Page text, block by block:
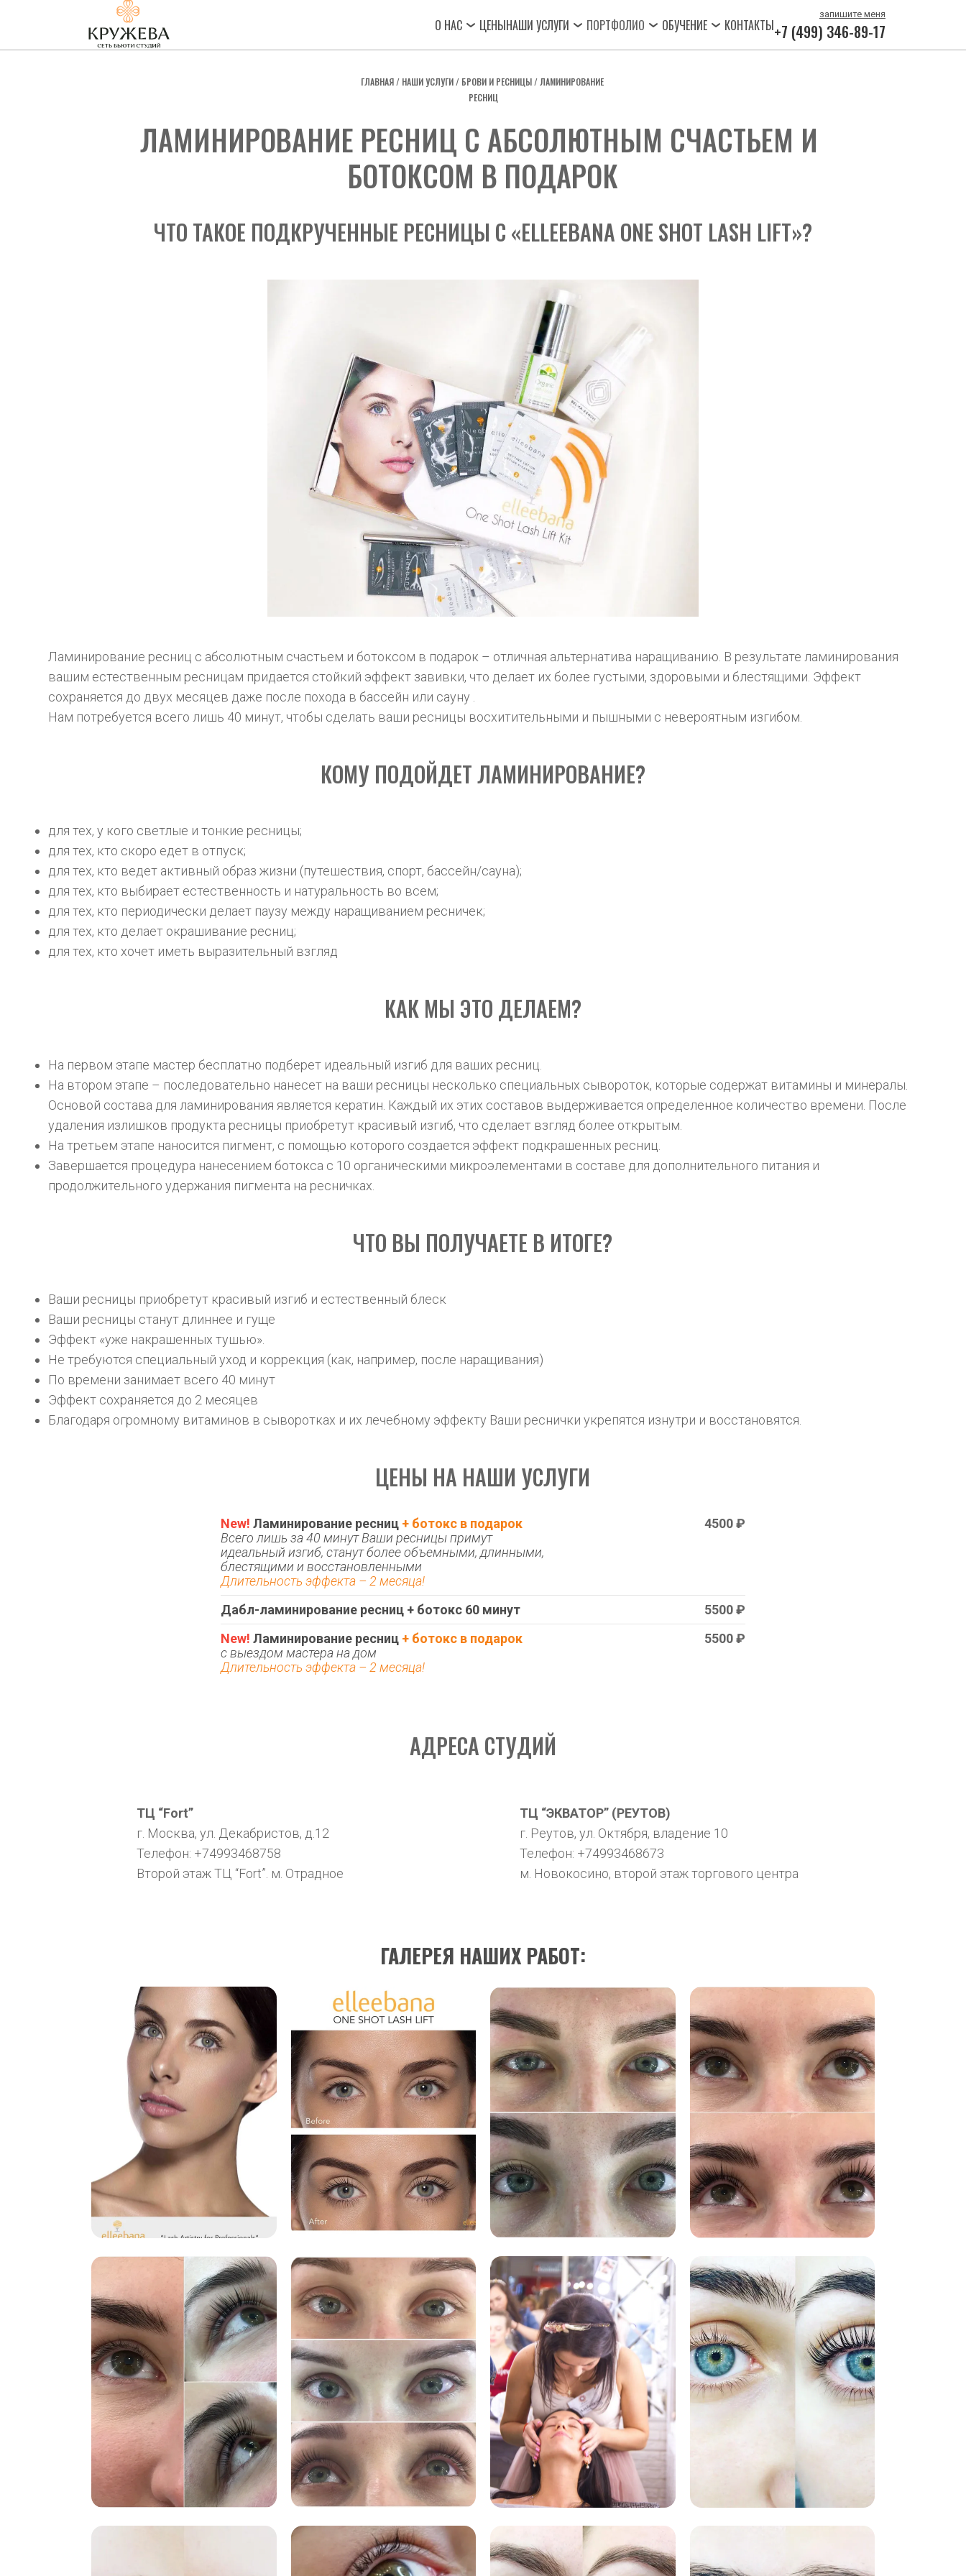
О НАС ЦЕНЫНАШИ УСЛУГИ ПОРТФОЛИО ОБУЧЕНИЕ КОНТАКТЫ
запишите меня
+7 (499) 346-89-17
ГЛАВНАЯ / НАШИ УСЛУГИ / БРОВИ И РЕСНИЦЫ / ЛАМИНИРОВАНИЕ
РЕСНИЦ
ЛАМИНИРОВАНИЕ РЕСНИЦ С АБСОЛЮТНЫМ СЧАСТЬЕМ И
БОТОКСОМ В ПОДАРОК
ЧТО ТАКОЕ ПОДКРУЧЕННЫЕ РЕСНИЦЫ С «ELLEEBANA ONE SHOT LASH LIFT»?
Ламинирование ресниц с абсолютным счастьем и ботоксом в подарок – отличная альтернатива наращиванию. В результате ламинирования
вашим естественным ресницам придается стойкий эффект завивки, что делает их более густыми, здоровыми и блестящими. Эффект
сохраняется до двух месяцев даже после похода в бассейн или сауну .
Нам потребуется всего лишь 40 минут, чтобы сделать ваши ресницы восхитительными и пышными с невероятным изгибом.
КОМУ ПОДОЙДЕТ ЛАМИНИРОВАНИЕ?
для тех, у кого светлые и тонкие ресницы;
для тех, кто скоро едет в отпуск;
для тех, кто ведет активный образ жизни (путешествия, спорт, бассейн/сауна);
для тех, кто выбирает естественность и натуральность во всем;
для тех, кто периодически делает паузу между наращиванием ресничек;
для тех, кто делает окрашивание ресниц;
для тех, кто хочет иметь выразительный взгляд
КАК МЫ ЭТО ДЕЛАЕМ?
На первом этапе мастер бесплатно подберет идеальный изгиб для ваших ресниц.
На втором этапе – последовательно нанесет на ваши ресницы несколько специальных сывороток, которые содержат витамины и минералы.
Основой состава для ламинирования является кератин. Каждый их этих составов выдерживается определенное количество времени. После
удаления излишков продукта ресницы приобретут красивый изгиб, что сделает взгляд более открытым.
На третьем этапе наносится пигмент, с помощью которого создается эффект подкрашенных ресниц.
Завершается процедура нанесением ботокса с 10 органическими микроэлементами в составе для дополнительного питания и
продолжительного удержания пигмента на ресничках.
ЧТО ВЫ ПОЛУЧАЕТЕ В ИТОГЕ?
Ваши ресницы приобретут красивый изгиб и естественный блеск
Ваши ресницы станут длиннее и гуще
Эффект «уже накрашенных тушью».
Не требуются специальный уход и коррекция (как, например, после наращивания)
По времени занимает всего 40 минут
Эффект сохраняется до 2 месяцев
Благодаря огромному витаминов в сыворотках и их лечебному эффекту Ваши реснички укрепятся изнутри и восстановятся.
ЦЕНЫ НА НАШИ УСЛУГИ
New! Ламинирование ресниц + ботокс в подарок
Всего лишь за 40 минут Ваши ресницы примут
идеальный изгиб, станут более объемными, длинными,
блестящими и восстановленными
Длительность эффекта – 2 месяца!
4500 ₽
Дабл-ламинирование ресниц + ботокс 60 минут
5500 ₽
New! Ламинирование ресниц + ботокс в подарок
с выездом мастера на дом
Длительность эффекта – 2 месяца!
5500 ₽
АДРЕСА СТУДИЙ
ТЦ “Fort”
г. Москва, ул. Декабристов, д.12
Телефон: +74993468758
Второй этаж ТЦ “Fort”. м. Отрадное
ТЦ “ЭКВАТОР” (РЕУТОВ)
г. Реутов, ул. Октября, владение 10
Телефон: +74993468673
м. Новокосино, второй этаж торгового центра
ГАЛЕРЕЯ НАШИХ РАБОТ: